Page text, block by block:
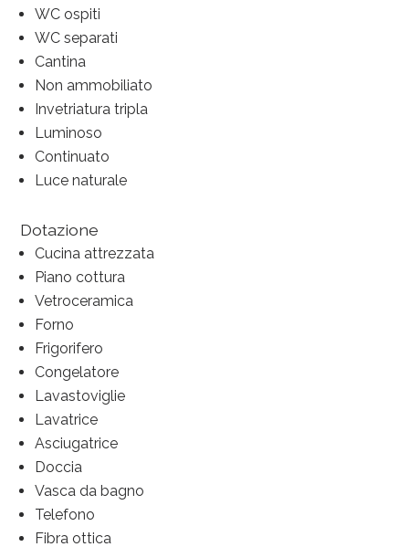
WC ospiti
WC separati
Cantina
Non ammobiliato
Invetriatura tripla
Luminoso
Continuato
Luce naturale
Dotazione
Cucina attrezzata
Piano cottura
Vetroceramica
Forno
Frigorifero
Congelatore
Lavastoviglie
Lavatrice
Asciugatrice
Doccia
Vasca da bagno
Telefono
Fibra ottica